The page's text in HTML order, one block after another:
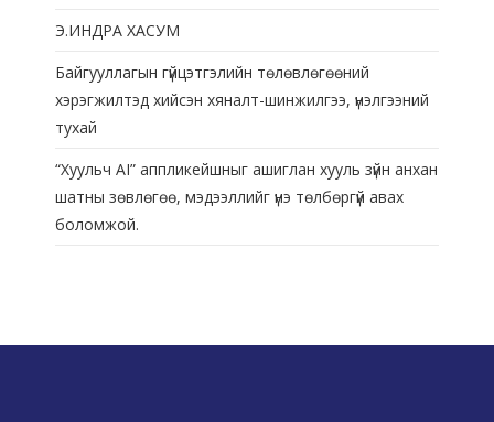
Э.ИНДРА ХАСУМ
Байгууллагын гүйцэтгэлийн төлөвлөгөөний
хэрэгжилтэд хийсэн хяналт-шинжилгээ, үнэлгээний
тухай
“Хуульч АІ” аппликейшныг ашиглан хууль зүйн анхан
шатны зөвлөгөө, мэдээллийг үнэ төлбөргүй авах
боломжой.